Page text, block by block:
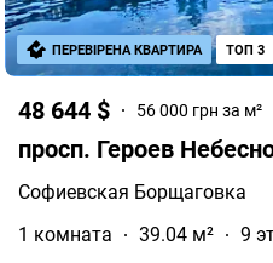
48 644 $ 56 000 грн за м²
просп. Героев
Софиевская Борщаговка
1 комната
39.04 м²
9
ПЕРЕВІРЕНА КВАРТИРА ТОП 3